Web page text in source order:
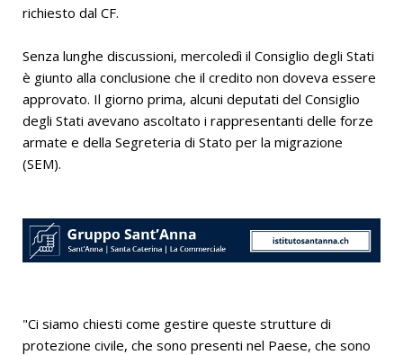
richiesto dal CF.
Senza lunghe discussioni, mercoledì il Consiglio degli Stati
è giunto alla conclusione che il credito non doveva essere
approvato. Il giorno prima, alcuni deputati del Consiglio
degli Stati avevano ascoltato i rappresentanti delle forze
armate e della Segreteria di Stato per la migrazione
(SEM).
"Ci siamo chiesti come gestire queste strutture di
protezione civile, che sono presenti nel Paese, che sono